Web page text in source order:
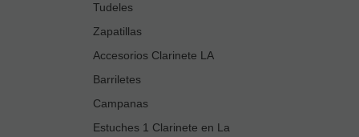
Tudeles
Zapatillas
Accesorios Clarinete LA
Barriletes
Campanas
Estuches 1 Clarinete en La